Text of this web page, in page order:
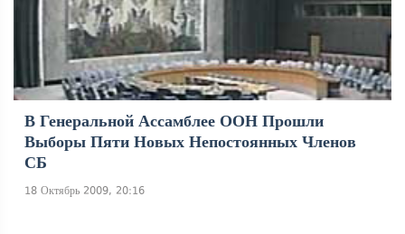
В Генеральной Ассамблее ООН Прошли
Выборы Пяти Новых Непостоянных Членов
СБ
18 Октябрь 2009, 20:16